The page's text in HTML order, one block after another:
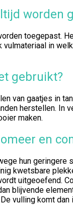
worden
toegepast.
in
gebruikt?
van gaatjes in
herstellen. In
maken.
en
hun
kwetsbare
uitgeoefend.
blijvende
vulling komt